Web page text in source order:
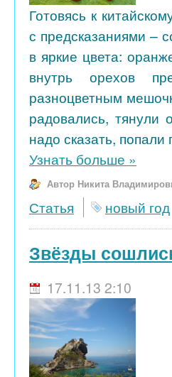
Готовясь к
с предсказаниями –
в яркие цвета:
внутрь орехов
разноцветным
радовались, тянули
надо сказать, попали
Узнать больше »
Автор Никита
Статья новый год
Звёзды
17.11.13 2:10